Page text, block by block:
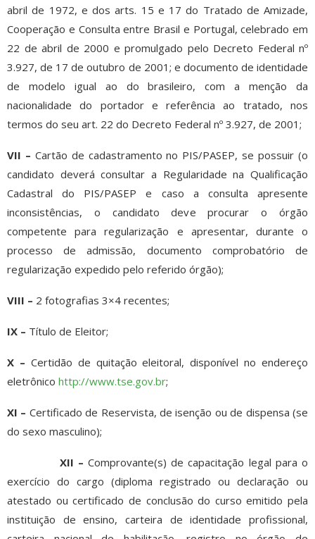
abril de 1972, e dos arts. 15 e 17 do Tratado de Amizade,
Cooperação e Consulta entre Brasil e Portugal, celebrado em
22 de abril de 2000 e promulgado pelo Decreto Federal nº
3.927, de 17 de outubro de 2001; e documento de identidade
de modelo igual ao do brasileiro, com a menção da
nacionalidade do portador e referência ao tratado, nos
termos do seu art. 22 do Decreto Federal nº 3.927, de 2001;
VII – Cartão de cadastramento no PIS/PASEP, se possuir (o
candidato deverá consultar a Regularidade na Qualificação
Cadastral do PIS/PASEP e caso a consulta apresente
inconsistências, o candidato deve procurar o órgão
competente para regularização e apresentar, durante o
processo de admissão, documento comprobatório de
regularização expedido pelo referido órgão);
VIII – 2 fotografias 3×4 recentes;
IX – Título de Eleitor;
X – Certidão de quitação eleitoral, disponível no endereço
eletrônico http://www.tse.gov.br;
XI – Certificado de Reservista, de isenção ou de dispensa (se
do sexo masculino);
XII – Comprovante(s) de capacitação legal para o
exercício do cargo (diploma registrado ou declaração ou
atestado ou certificado de conclusão do curso emitido pela
instituição de ensino, carteira de identidade profissional,